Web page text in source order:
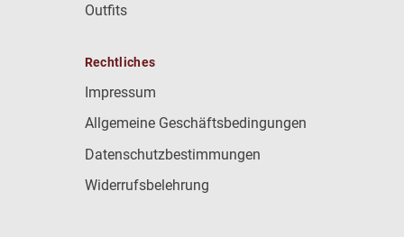
Outfits
Rechtliches
Impressum
Allgemeine Geschäftsbedingungen
Datenschutzbestimmungen
Widerrufsbelehrung